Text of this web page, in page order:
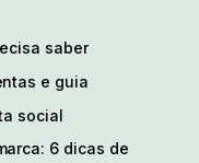
saber
e guia
social
6 dicas de